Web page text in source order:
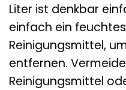
Liter ist denkbar
einfach ein
Reinigungsmittel,
entfernen.
Reinigungsmittel